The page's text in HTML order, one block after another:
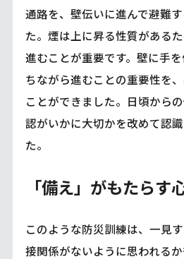
通路を、壁伝いに進んで避難
た。煙は上に昇る性質がある
進むことが重要です。壁に手
ちながら進むことの重要性を
ことができました。日頃から
認がいかに大切かを改めて認
た。
「備え」がもたらす
このような防災訓練は、一見
接関係がないように思われる